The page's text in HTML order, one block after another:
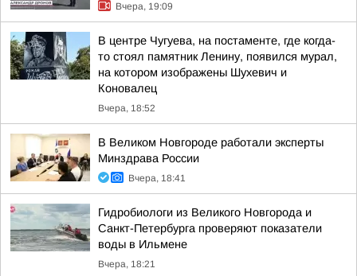
Вчера, 19:09
В центре Чугуева, на постаменте, где когда-
то стоял памятник Ленину, появился мурал,
на котором изображены Шухевич и
Коновалец
Вчера, 18:52
В Великом Новгороде работали эксперты
Минздрава России
Вчера, 18:41
Гидробиологи из Великого Новгорода и
Санкт-Петербурга проверяют показатели
воды в Ильмене
Вчера, 18:21